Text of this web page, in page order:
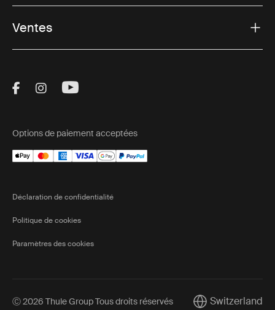
Ventes
Visit Thule on Facebook (external link)
Visit Thule on Instagram (external link)
Visit Thule on Youtube (external
Options de paiement acceptées
Déclaration de confidentialité
Politique de cookies
Paramètres des cookies
Ⓒ 2026 Thule Group Tous droits réservés Switzerland